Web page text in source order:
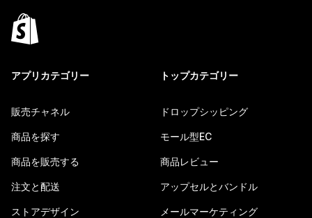
アプリカテゴリー
販売チャネル
商品を探す
商品を販売する
注文と配送
ストアデザイン
トップカテゴリー
ドロップシッピング
モール型EC
商品レビュー
アップセルとバンドル
メールマーケティング